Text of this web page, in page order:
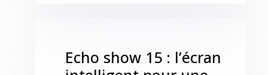
Echo show 15 : l’écran